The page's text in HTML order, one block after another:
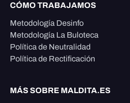
CÓMO TRABAJAMOS
Metodología Desinfo
Metodología La Buloteca
Política de Neutralidad
Política de Rectificación
MÁS SOBRE MALDITA.ES